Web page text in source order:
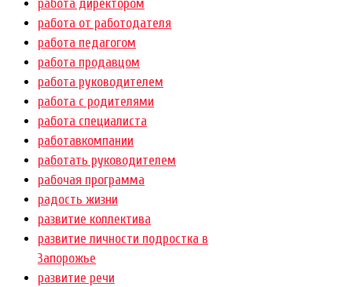
работа директором
работа от работодателя
работа педагогом
работа продавцом
работа руководителем
работа с родителями
работа специалиста
работавкомпании
работать руководителем
рабочая программа
радость жизни
развитие коллектива
развитие личности подростка в
Запорожье
развитие речи